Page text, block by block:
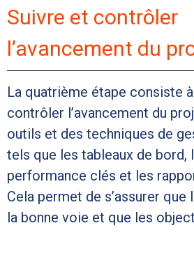
Suivre et contrôler
l’avancement du
La quatrième étape consiste
contrôler l’avancement du
outils et des techniques de
tels que les tableaux de bord,
performance clés et les
Cela permet de s’assurer
la bonne voie et que les